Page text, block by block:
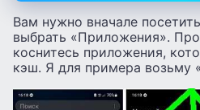
Вам нужно вначале
выбрать «Приложения».
коснитесь приложения,
кэш. Я для примера возьму